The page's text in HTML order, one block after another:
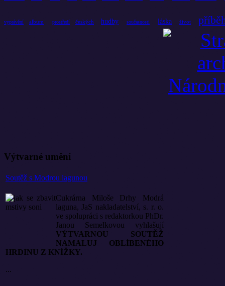
vyprávění album prostředí českých hudby současnosti láska život
Výtvarné umění
Soutěž s Modrou lagunou
Cukrárna Miloše Drhy Modrá
laguna, JaS nakladatelství, s. r. o.
ve spolupráci s redaktorkou PhDr.
Janou Semelkovou vyhlašují
VÝTVARNOU SOUTĚŽ
NAMALUJ OBLÍBENÉHO
HRDINU Z KNÍŽKY.
...